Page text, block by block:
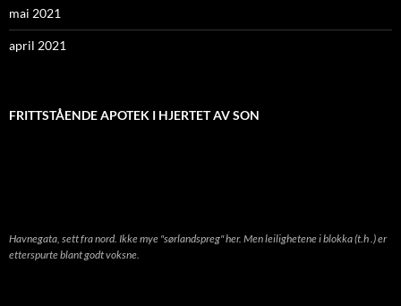
mai 2021
april 2021
FRITTSTÅENDE APOTEK I HJERTET AV SON
Havnegata, sett fra nord. Ikke mye "sørlandspreg" her. Men leilighetene i blokka (t.h .) er
etterspurte blant godt voksne.